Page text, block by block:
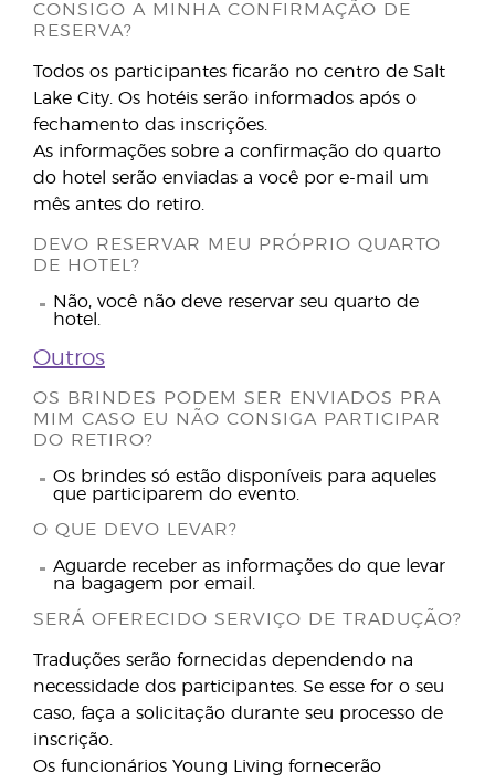
CONSIGO A MINHA CONFIRMAÇÃO DE
RESERVA?
Todos os participantes ficarão no centro de Salt
Lake City. Os hotéis serão informados após o
fechamento das inscrições.
As informações sobre a confirmação do quarto
do hotel serão enviadas a você por e-mail um
mês antes do retiro.
DEVO RESERVAR MEU PRÓPRIO QUARTO
DE HOTEL?
Não, você não deve reservar seu quarto de
hotel.
Outros
OS BRINDES PODEM SER ENVIADOS PRA
MIM CASO EU NÃO CONSIGA PARTICIPAR
DO RETIRO?
Os brindes só estão disponíveis para aqueles
que participarem do evento.
O QUE DEVO LEVAR?
Aguarde receber as informações do que levar
na bagagem por email.
SERÁ OFERECIDO SERVIÇO DE TRADUÇÃO?
Traduções serão fornecidas dependendo na
necessidade dos participantes. Se esse for o seu
caso, faça a solicitação durante seu processo de
inscrição.
Os funcionários Young Living fornecerão